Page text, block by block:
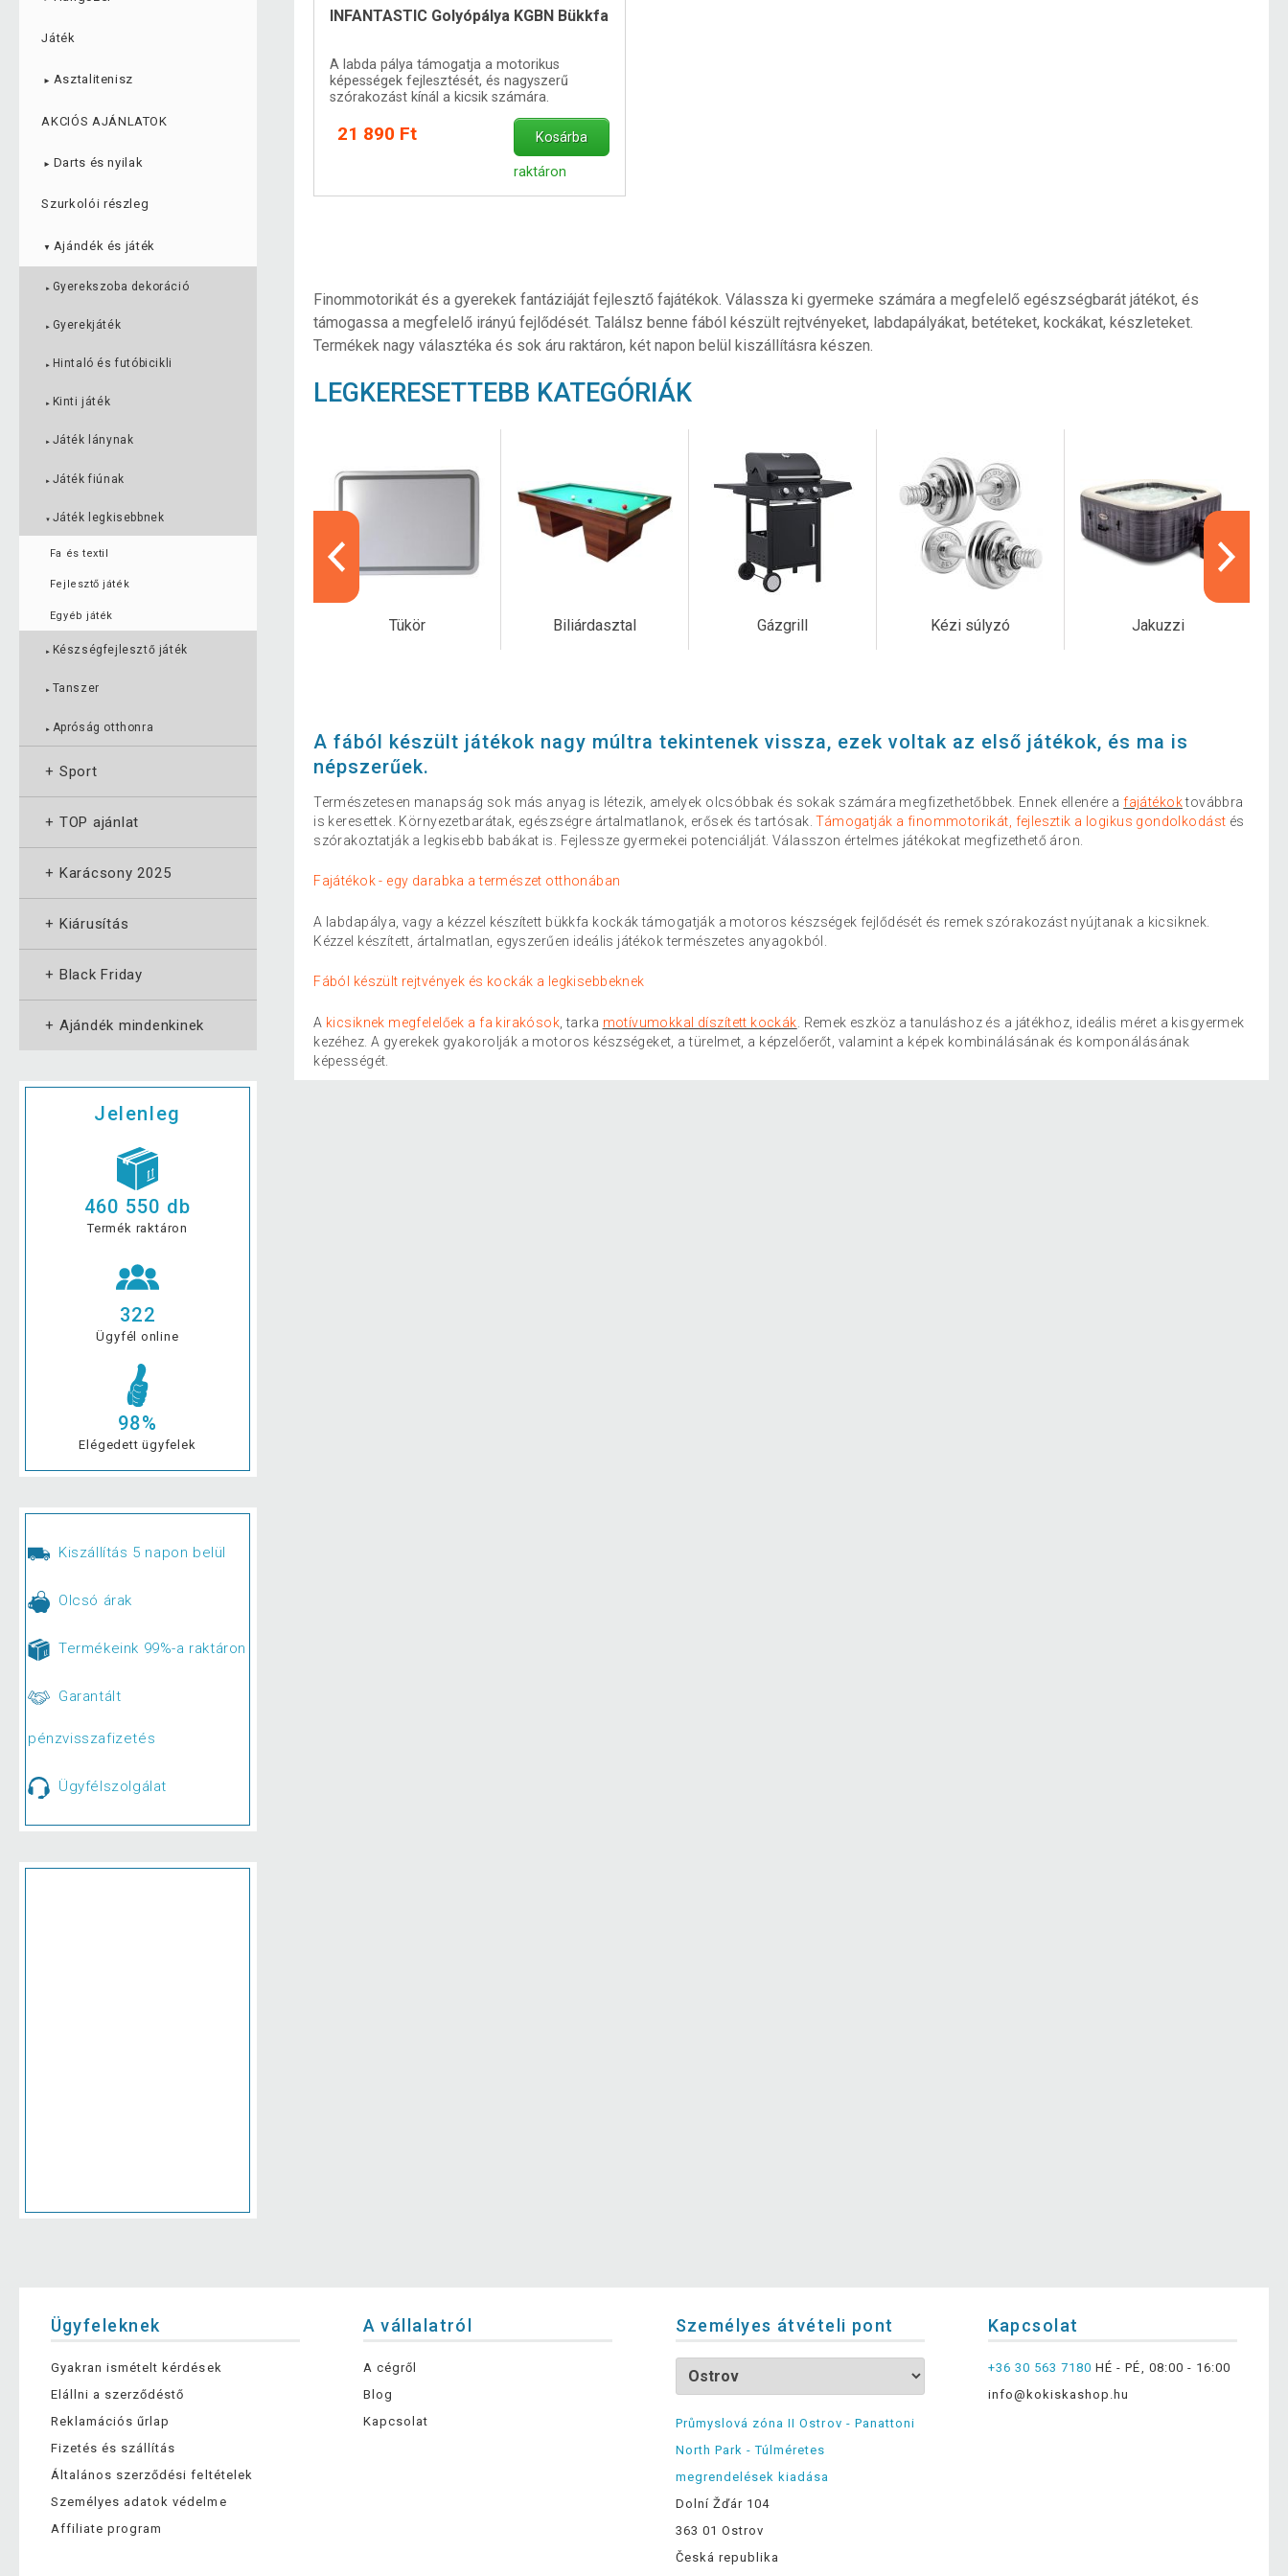
Játék
► Asztalitenisz
AKCIÓS AJÁNLATOK
► Darts és nyilak
Szurkolói részleg
▼ Ajándék és játék
► Gyerekszoba dekoráció
► Gyerekjáték
► Hintaló és futóbicikli
► Kinti játék
► Játék lánynak
► Játék fiúnak
▼ Játék legkisebbnek
Fa és textil
Fejlesztő játék
Egyéb játék
► Készségfejlesztő játék
► Tanszer
► Apróság otthonra
+ Sport
+ TOP ajánlat
+ Karácsony 2025
+ Kiárusítás
+ Black Friday
+ Ajándék mindenkinek
Jelenleg
460 550 db
Termék raktáron
322
Ügyfél online
98%
Elégedett ügyfelek
Kiszállítás 5 napon belül
Olcsó árak
Termékeink 99%-a raktáron
Garantált
pénzvisszafizetés
Ügyfélszolgálat
INFANTASTIC Golyópálya KGBN Bükkfa
A labda pálya támogatja a motorikus
képességek fejlesztését, és nagyszerű
szórakozást kínál a kicsik számára.
21 890 Ft Kosárba
raktáron
Finommotorikát és a gyerekek fantáziáját fejlesztő fajátékok. Válassza ki gyermeke számára a megfelelő egészségbarát játékot, és
támogassa a megfelelő irányú fejlődését. Találsz benne fából készült rejtvényeket, labdapályákat, betéteket, kockákat, készleteket.
Termékek nagy választéka és sok áru raktáron, két napon belül kiszállításra készen.
LEGKERESETTEBB KATEGÓRIÁK
játékok Tükör Biliárdasztal Gázgrill Kézi súlyzó Jakuzzi
A fából készült játékok nagy múltra tekintenek vissza, ezek voltak az első játékok, és ma is
népszerűek.
Természetesen manapság sok más anyag is létezik, amelyek olcsóbbak és sokak számára megfizethetőbbek. Ennek ellenére afajátékoktovábbra
is keresettek. Környezetbarátak, egészségre ártalmatlanok, erősek és tartósak.Támogatják a finommotorikát, fejlesztik a logikus gondolkodást és
szórakoztatják a legkisebb babákat is. Fejlessze gyermekei potenciálját. Válasszon értelmes játékokat megfizethető áron.
Fajátékok - egy darabka a természet otthonában
A labdapálya, vagy a kézzel készített bükkfa kockák támogatják a motoros készségek fejlődését és remek szórakozást nyújtanak a kicsiknek.
Kézzel készített, ártalmatlan, egyszerűen ideális játékok természetes anyagokból.
Fából készült rejtvények és kockák a legkisebbeknek
A kicsiknek megfelelőek a fa kirakósok , tarka motívumokkal díszített kockák . Remek eszköz a tanuláshoz és a játékhoz, ideális méret a kisgyermek
kezéhez. A gyerekek gyakorolják a motoros készségeket, a türelmet, a képzelőerőt, valamint a képek kombinálásának és komponálásának
képességét.
Ügyfeleknek
Gyakran ismételt kérdések
Elállni a szerződéstő
Reklamációs űrlap
Fizetés és szállítás
Általános szerződési feltételek
Személyes adatok védelme
Affiliate program
A vállalatról
A cégről
Blog
Kapcsolat
Személyes átvételi pont
Průmyslová zóna II Ostrov - Panattoni
North Park - Túlméretes
megrendelések kiadása
Dolní Žďár 104
363 01 Ostrov
Česká republika
Kapcsolat
+36 30 563 7180 HÉ - PÉ, 08:00 - 16:00
info@kokiskashop.hu